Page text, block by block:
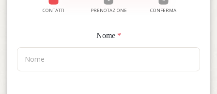
CONTATTI PRENOTAZIONE CONFERMA
Nome *